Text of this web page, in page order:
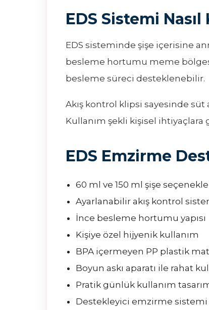
EDS Sistemi Nasıl
EDS sisteminde şişe içerisine
besleme hortumu meme
besleme süreci desteklenebilir.
Akış kontrol klipsi sayesinde süt
Kullanım şekli kişisel ihtiyaçlara
EDS Emzirme
60 ml ve 150 ml şişe
Ayarlanabilir akış kontrol
İnce besleme hortumu yapısı
Kişiye özel hijyenik kullanım
BPA içermeyen PP plastik
Boyun askı aparatı ile rahat
Pratik günlük kullanım
Destekleyici emzirme sistemi